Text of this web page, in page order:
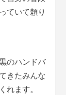
ていて頼り
のハンドバ
きたみんな
れます。